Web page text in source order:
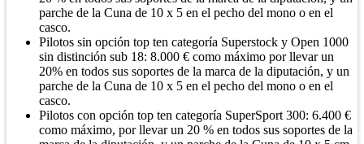
parche de la Cuna de 10 x 5 en el pecho del mono o en el
casco.
Pilotos sin opción top ten categoría Superstock y Open 1000
sin distinción sub 18: 8.000 € como máximo por llevar un
20% en todos sus soportes de la marca de la diputación, y un
parche de la Cuna de 10 x 5 en el pecho del mono o en el
casco.
Pilotos con opción top ten categoría SuperSport 300: 6.400 €
como máximo, por llevar un 20 % en todos sus soportes de la